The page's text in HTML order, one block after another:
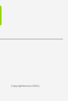
Copyright bnzero 2025 |